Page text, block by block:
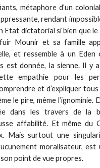
métaphore d’un
rendant
Etat dictatorial si bien que
Mounir et sa famille
et ressemble à un Eden
est donnée, la sienne. Il y
empathie pour les
et d’expliquer tous
le pire, même l’ignominie.
dans les travers de la
affabilité. Et même du
Mais surtout une
moralisateur,
point de vue propres.